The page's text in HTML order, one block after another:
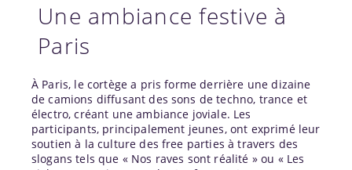
Une ambiance festive à
Paris
À Paris, le cortège a pris forme derrière une dizaine
de camions diffusant des sons de techno, trance et
électro, créant une ambiance joviale. Les
participants, principalement jeunes, ont exprimé leur
soutien à la culture des free parties à travers des
slogans tels que « Nos raves sont réalité » ou « Les